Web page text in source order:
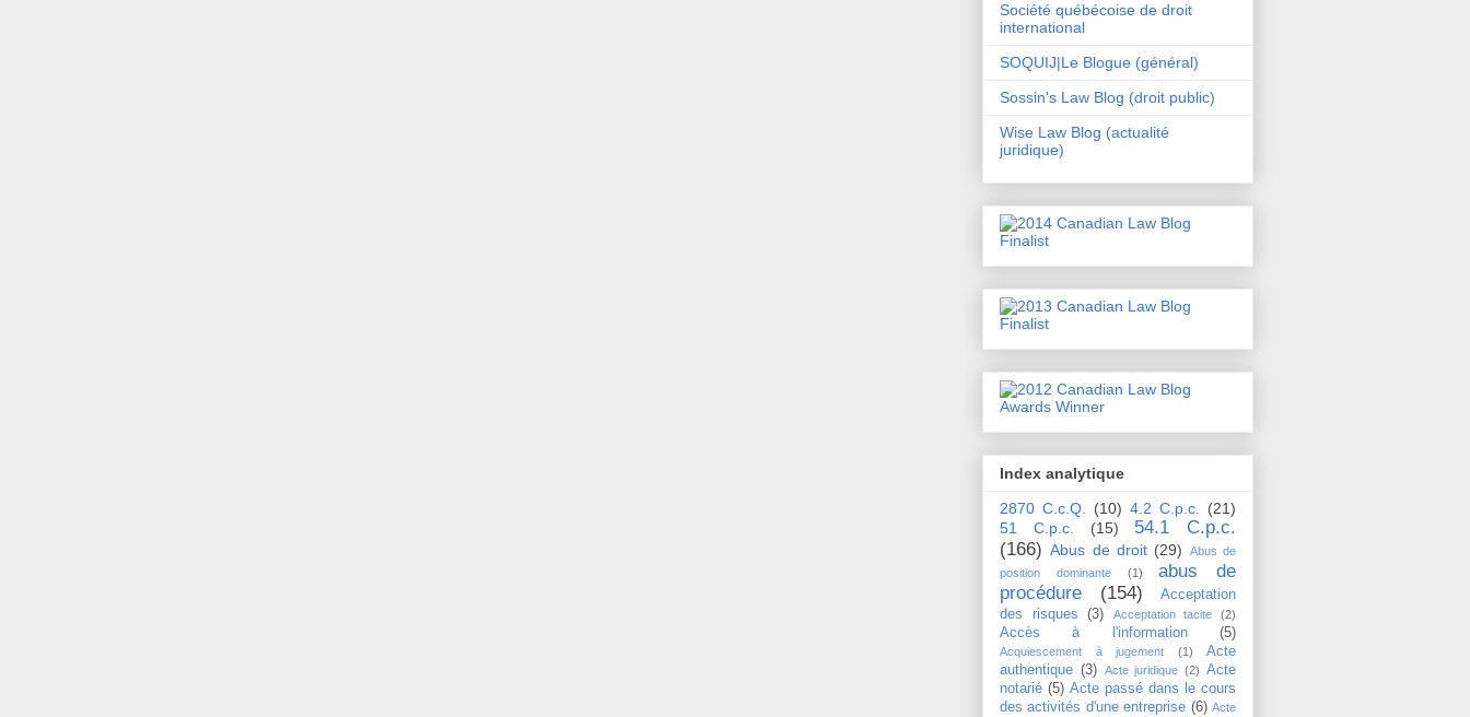
Société québécoise de droit
international
SOQUIJ|Le Blogue (général)
Sossin's Law Blog (droit public)
Wise Law Blog (actualité
juridique)
Index analytique
2870 C.c.Q. (10) 4.2 C.p.c. (21)
51 C.p.c.
(15)
54.1 C.p.c.
(166) Abus de droit (29)
Abus de
position dominante
(1)
abus de
procédure
(154)
Acceptation
des risques
(3) Acceptation tacite (2)
Accès à l'information (5)
Acquiescement à jugement (1)
Acte
authentique (3) Acte juridique (2) Acte
notarié (5) Acte passé dans le cours
des activités d'une entreprise (6) Acte